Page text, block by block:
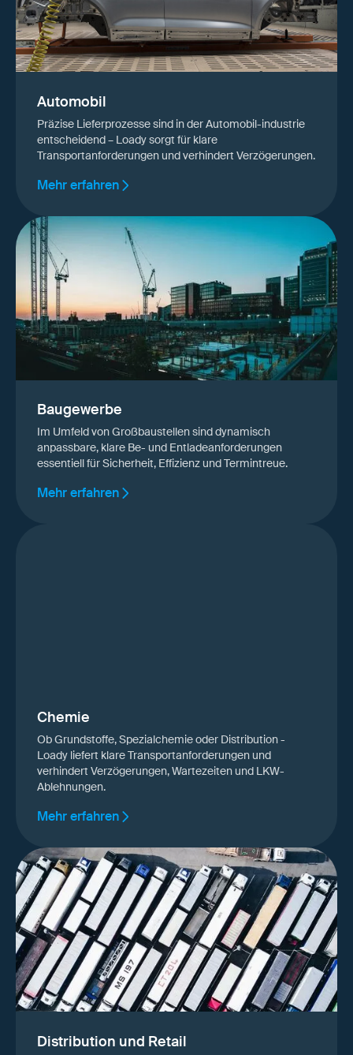
Automobil
Präzise Lieferprozesse sind in der Automobil-industrie
entscheidend – Loady sorgt für klare
Transportanforderungen und verhindert Verzögerungen.
Mehr erfahren
Baugewerbe
Im Umfeld von Großbaustellen sind dynamisch
anpassbare, klare Be- und Entladeanforderungen
essentiell für Sicherheit, Effizienz und Termintreue.
Mehr erfahren
Chemie
Ob Grundstoffe, Spezialchemie oder Distribution -
Loady liefert klare Transportanforderungen und
verhindert Verzögerungen, Wartezeiten und LKW-
Ablehnungen.
Mehr erfahren
Distribution und Retail